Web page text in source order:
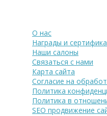
О нас
Награды и
Наши салоны
Связаться с нами
Карта сайта
Согласие на
Политика
Политика в
SEO продвижение